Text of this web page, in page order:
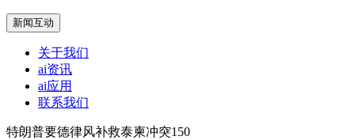
新闻互动
关于我们
ai资讯
ai应用
联系我们
特朗普要德律风补救泰柬冲突150